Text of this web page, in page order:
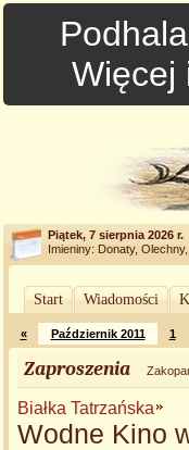
Więcej
Piątek, 7 sierpnia 2026 r.
Imieniny: Donaty,
Start Wiadomości
« Październik 2011 1
Zaproszenia
Białka Tatrzańska
Wodne Kino